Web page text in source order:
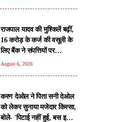
राजपाल यादव की मुश्किलें बढ़ीं,
16 करोड़ के कर्ज की वसूली के
लिए बैंक ने संपत्तियों पर
चिपकाया नोटिस
August 6, 2026
करण देओल ने पिता सनी देओल
को लेकर सुनाया मजेदार किस्सा,
बोले- 'पिटाई नहीं हुई, बस इशारा